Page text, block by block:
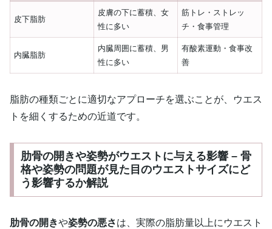
皮下脂肪
皮膚の下に蓄積、女
性に多い
筋トレ・ストレッ
チ・食事管理
内臓脂肪
内臓周囲に蓄積、男
性に多い
有酸素運動・食事改
善
脂肪の種類ごとに適切なアプローチを選ぶことが、ウエス
トを細くするための近道です。
肋骨の開きや姿勢がウエストに与える影響 – 骨
格や姿勢の問題が見た目のウエストサイズにど
う影響するか解説
肋骨の開きや姿勢の悪さは、実際の脂肪量以上にウエスト